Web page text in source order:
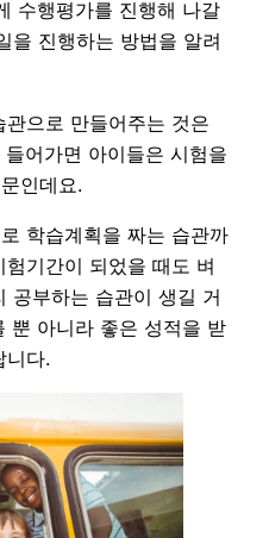
수행평가를 진행해 나갈
을 진행하는 방법을 알려
으로 만들어주는 것은
어가면 아이들은 시험을
인데요.
학습계획을 짜는 습관까
기간이 되었을 때도 벼
공부하는 습관이 생길 거
뿐 아니라 좋은 성적을 받
니다.